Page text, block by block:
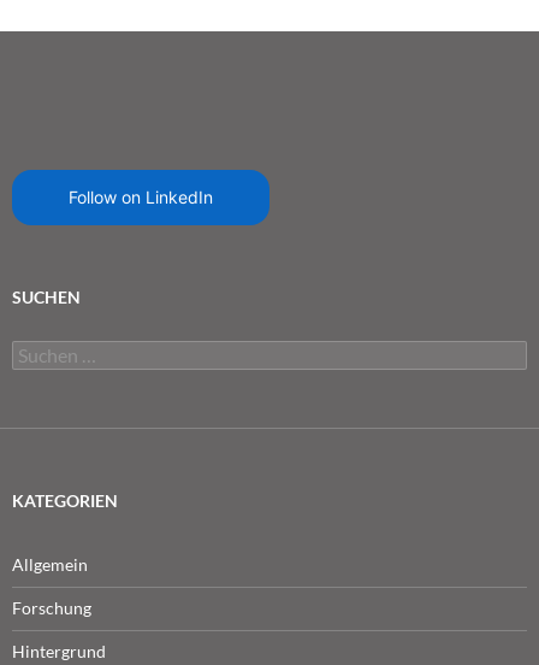
Follow on LinkedIn
SUCHEN
Suchen
nach:
KATEGORIEN
Allgemein
Forschung
Hintergrund